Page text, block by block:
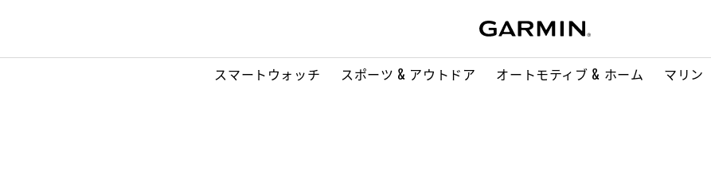
スマートウォッチ スポーツ & アウトドア オートモティブ & ホーム マリン